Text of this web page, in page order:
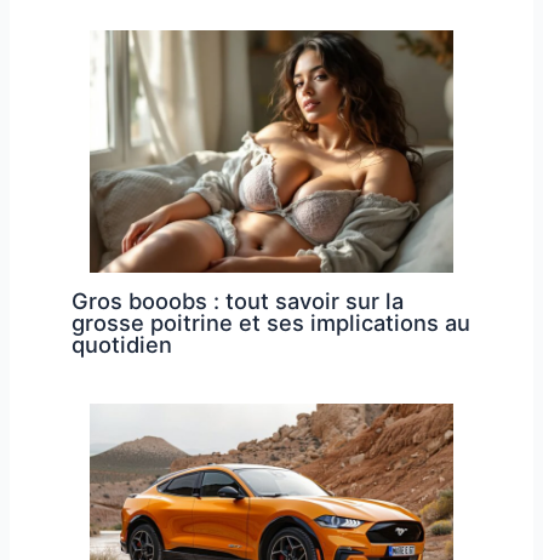
Gros booobs : tout savoir sur la
grosse poitrine et ses implications au
quotidien